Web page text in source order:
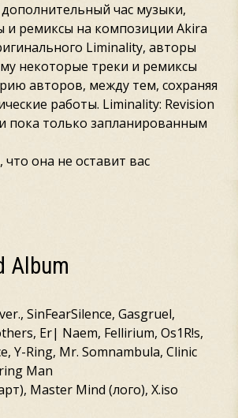
дополнительный час музыки,
ремиксы на композиции Akira
Liminality, авторы
некоторые треки и ремиксы
авторов, между тем, сохраняя
работы. Liminality: Revision
пока только запланированным
она не оставит вас
Album
SinFearSilence, Gasgruel,
Er| Naem, Fellirium, Os1R!s,
Y-Ring, Mr. Somnambula, Clinic
Man
Master Mind (лого), X.iso